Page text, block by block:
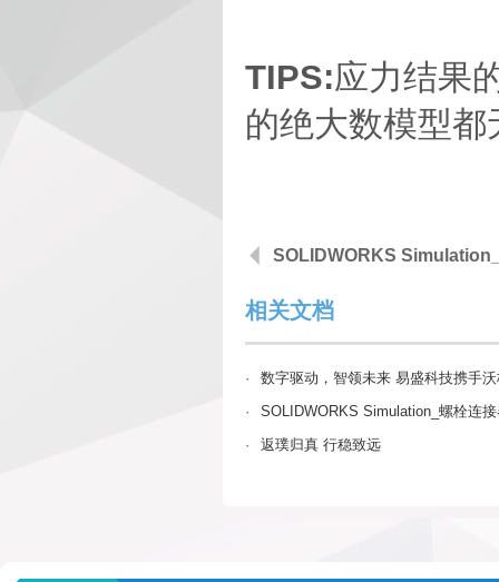
TIPS:应力结果
的绝大数模型
SOLIDWORKS
相关文档
·
数字驱动，智领未来 易盛科技携手
·
SOLIDWORKS Simulation_螺栓连
·
返璞归真 行稳致远